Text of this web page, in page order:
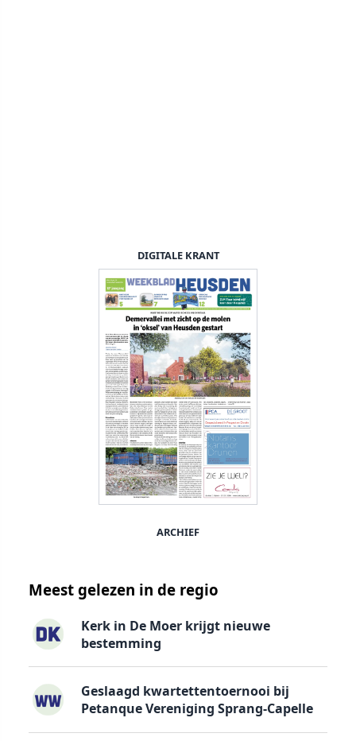
DIGITALE KRANT
ARCHIEF
Meest gelezen in de regio
Kerk in De Moer krijgt nieuwe
bestemming
Geslaagd kwartettentoernooi bij
Petanque Vereniging Sprang-Capelle